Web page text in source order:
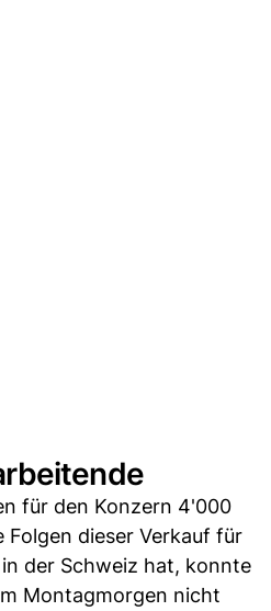
für den Konzern 4'000
Folgen dieser Verkauf für
der Schweiz hat, konnte
Montagmorgen nicht